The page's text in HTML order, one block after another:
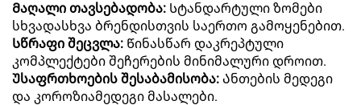
Მაღალი თავსებადობა: Სტანდარტული ზომები
სხვადასხვა ბრენდისთვის საერთო გამოყენებით.
Სწრაფი შეცვლა: Წინასწარ დაკრეპტული
კომპლექტები შეჩერების მინიმალური დროით.
Უსაფრთხოების შესაბამისობა: Ანთების მედეგი
და კოროზიამედეგი მასალები.